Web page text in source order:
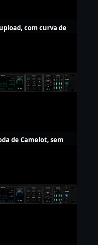
com curva de
de Camelot, sem